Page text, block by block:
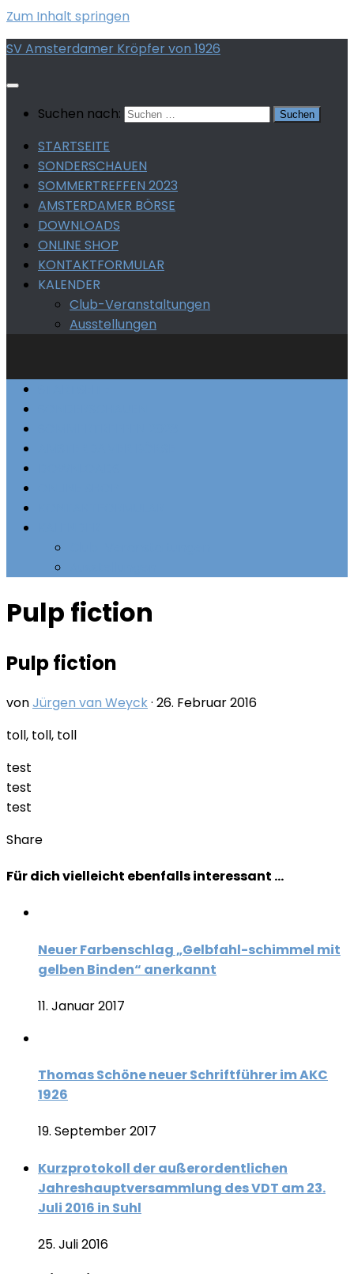
Zum Inhalt springen
SV Amsterdamer Kröpfer von 1926
Suchen nach:
STARTSEITE
SONDERSCHAUEN
SOMMERTREFFEN 2023
AMSTERDAMER BÖRSE
DOWNLOADS
ONLINE SHOP
KONTAKTFORMULAR
KALENDER
Club-Veranstaltungen
Ausstellungen
Pulp fiction
Pulp fiction
vonJürgen van Weyck· 26. Februar 2016
toll, toll, toll
test
test
test
Share
Für dich vielleicht ebenfalls interessant …
Neuer Farbenschlag „Gelbfahl-schimmel mit
gelben Binden“ anerkannt
11. Januar 2017
Thomas Schöne neuer Schriftführer im AKC
1926
19. September 2017
Kurzprotokoll der außerordentlichen
Jahreshauptversammlung des VDT am 23.
Juli 2016 in Suhl
25. Juli 2016